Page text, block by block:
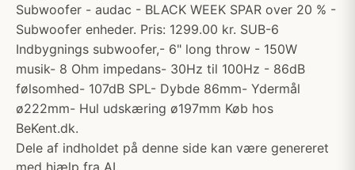
Subwoofer - audac - BLACK WEEK SPAR over 20 % -
Subwoofer enheder. Pris: 1299.00 kr. SUB-6
Indbygnings subwoofer,- 6" long throw - 150W
musik- 8 Ohm impedans- 30Hz til 100Hz - 86dB
følsomhed- 107dB SPL- Dybde 86mm- Ydermål
ø222mm- Hul udskæring ø197mm Køb hos
BeKent.dk.
Dele af indholdet på denne side kan være genereret
med hjælp fra AI.